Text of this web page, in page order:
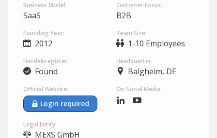
Business Model:
SaaS
Customer Focus:
B2B
Founding Year:
2012
Team Size:
1-10 Employees
Handelsregister:
Found
Headquarter:
Balgheim, DE
Official Website:
Login required
On Social Media:
Legal Entity:
MEXS GmbH